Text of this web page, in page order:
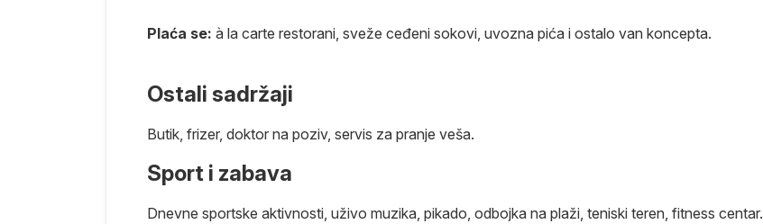
Plaća se: à la carte restorani, sveže ceđeni sokovi, uvozna pića i ostalo van koncepta.
Ostali sadržaji
Butik, frizer, doktor na poziv, servis za pranje veša.
Sport i zabava
Dnevne sportske aktivnosti, uživo muzika, pikado, odbojka na plaži, teniski teren, fitness centar.